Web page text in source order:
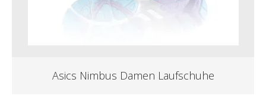
Asics Nimbus Damen Laufschuhe